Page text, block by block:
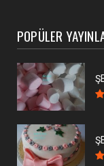
POPÜLER